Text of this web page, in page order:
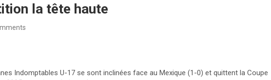
la tête haute
Indomptables U-17 se sont inclinées face au Mexique (1-0) et quittent la Coupe